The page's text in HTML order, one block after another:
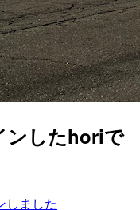
ンしたhoriで
しました